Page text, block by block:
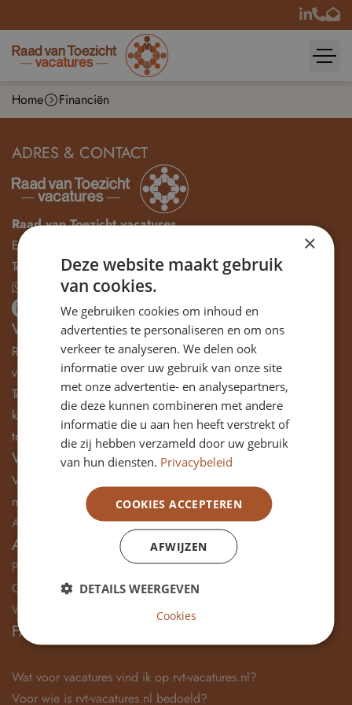
Home Financiën
ADRES & CONTACT
Raad van Toezicht vacatures
E-mail:
Tel:
085-1155977
Stuur mij een whatsapp bericht
LinkedIn
WERKWIJZE
Raad van Toezicht Vacatures is hét platform voor het vinden
van ervaren en betrokken leden voor uw Raad van
Toezicht. Wekelijks bereiken we duizenden gekwalificeerde
kandidaten die actief of latent op zoek zijn naar een nieuwe
toezichthoudende uitdaging.
Wilt u een vacature plaatsen?
Vult u dan
mogelijk geplaatst wordt.
Archief vacatures
AVG
Privacy
Cookieverklaring
Wijzig jouw cookievoorkeuren
FAQ
Wat voor vacatures vind ik op rvt-vacatures.nl?
Voor wie is rvt-vacatures.nl bedoeld?
×
Deze website maakt gebruik
van cookies.
We gebruiken cookies om inhoud en
advertenties te personaliseren en om ons
verkeer te analyseren. We delen ook
informatie over uw gebruik van onze site
met onze advertentie- en analysepartners,
die deze kunnen combineren met andere
informatie die u aan hen heeft verstrekt of
die zij hebben verzameld door uw gebruik
van hun diensten. Privacybeleid
COOKIES ACCEPTEREN
AFWIJZEN
DETAILS WEERGEVEN
Cookies